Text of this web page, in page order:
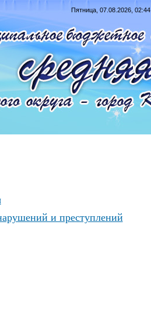
Пятница, 07.08.2026, 02:44
и преступлений